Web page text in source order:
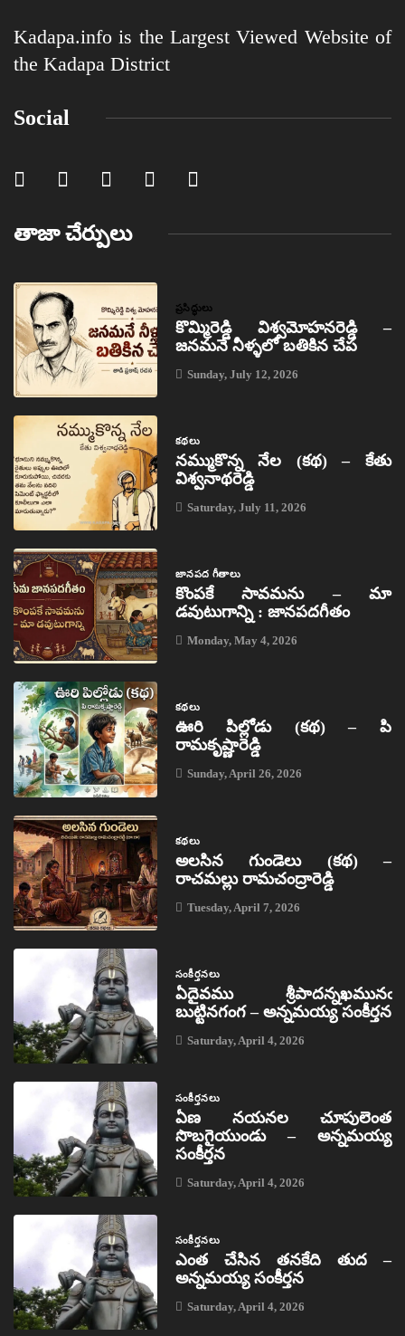
Kadapa.info is the Largest Viewed Website of
the Kadapa District
Social
తాజా చేర్పులు
ప్రసిద్ధులు
కొమ్మిరెడ్డి విశ్వమోహనరెడ్డి –
జనమనే నీళ్ళలో బతికిన చేప
Sunday, July 12, 2026
కథలు
నమ్ముకొన్న నేల (కథ) – కేతు
విశ్వనాథరెడ్డి
Saturday, July 11, 2026
జానపద గీతాలు
కొంపకే సావమను – మా
డవుటుగాన్ని : జానపదగీతం
Monday, May 4, 2026
కథలు
ఊరి పిల్లోడు (కథ) – పి
రామకృష్ణారెడ్డి
Sunday, April 26, 2026
కథలు
అలసిన గుండెలు (కథ) –
రాచమల్లు రామచంద్రారెడ్డి
Tuesday, April 7, 2026
సంకీర్తనలు
ఏదైవము శ్రీపాదన్నఖమునఁ
బుట్టినగంగ – అన్నమయ్య సంకీర్తన
Saturday, April 4, 2026
సంకీర్తనలు
ఏణ నయనల చూపులెంత
సొబగైయుండు – అన్నమయ్య
సంకీర్తన
Saturday, April 4, 2026
సంకీర్తనలు
ఎంత చేసిన తనకేది తుద –
అన్నమయ్య సంకీర్తన
Saturday, April 4, 2026